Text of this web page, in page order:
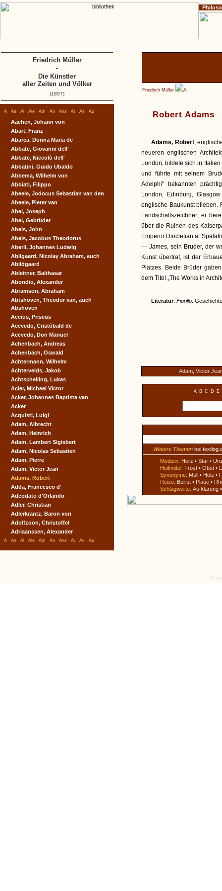
Friedrich Müller A
Robert Adams
Adams, Robert,
neueren englischen
London, bildete sich in
und führte mit seinem
Adelphi" bekannten
London, Edinburg,
englische Baukunst blieben.
Landschaftszeichner; er
über die Ruinen des
Emperor Diocletian at
— James, sein Bruder, der
Kunst übertraf, ist der
Platzes. Beide Brüder
dem Titel „The Works in
Literatur. Fiorillo .
Adam, Victor
A B C D E
Weitere Themen bei
Medizin: Herz • Star •
Heilmittel: Frost • Obst •
Synonyme: Müll • Holz •
Reise: Beirut • Plaue •
Schlagworte: Aufklärung
A Ae Al Ale Am An Ans Ar As Au
Aachen, Johann von
Abart, Franz
Abarca, Donna Maria de
Abbate, Giovanni dell'
Abbate, Niccolò dell'
Abbatini, Guido Ubaldo
Abbema, Wilhelm von
Abbiati, Filippo
Abeele, Jodocus Sebastian van den
Abeele, Pieter van
Abel, Joseph
Abel, Gebrüder
Abels, John
Abels, Jacobus Theodorus
Aberli, Johannes Ludwig
Abilgaard, Nicolay Abraham, auch
Abildgaard
Ableitner, Balthasar
Abondio, Alexander
Abramson, Abraham
Abtshoven, Theodor van, auch
Abshoven
Accius, Priscus
Acevedo, Cristóbald de
Acevedo, Don Manuel
Achenbach, Andreas
Achenbach, Oswald
Achtermann, Wilhelm
Achtervelds, Jakob
Achtschelling, Lukas
Acier, Michael Victor
Acker, Johannes Baptista van
Acker
Acquisti, Luigi
Adam, Albrecht
Adam, Heinrich
Adam, Lambert Sigisbert
Adam, Nicolas Sebastien
Adam, Pierre
Adam, Victor Jean
Adams, Robert
Adda, Francesco d'
Adeodato d'Orlando
Adler, Christian
Adlerkrantz, Baron von
Adolfzoon, Christoffel
Adriaanssen, Alexander
A Ae Al Ale Am An Ans Ar As Au
Friedrich Müller
-
Die Künstler
aller Zeiten und Völker
(1857)